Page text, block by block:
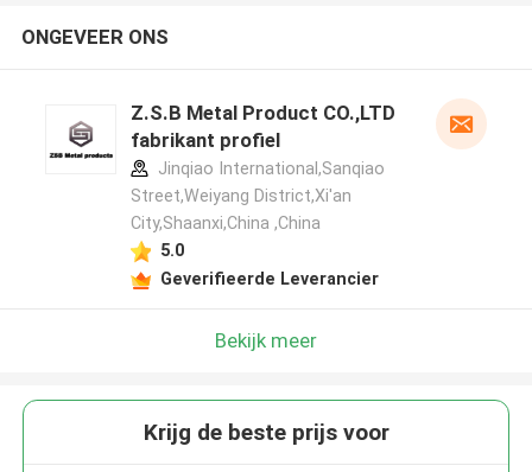
ONGEVEER ONS
Z.S.B Metal Product CO.,LTD
fabrikant profiel
Jinqiao International,Sanqiao
Street,Weiyang District,Xi'an
City,Shaanxi,China ,China
5.0
Geverifieerde Leverancier
Bekijk meer
Krijg de beste prijs voor